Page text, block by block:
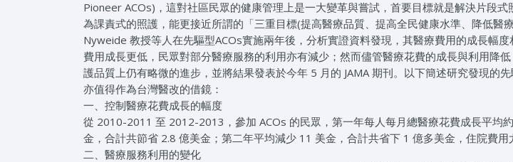
Pioneer ACOs)，這對社區民眾的健康管理上是一大變革與嘗試，首要目標就是解決片段
為課責式的照護，能更接近所謂的「三重目標(提高醫療品質、提高全民健康水準、降低醫療
Nyweide 教授等人在先驅型ACOs實施兩年後，分析實證資料發現，其醫療費用的成長幅
費用成長更低，民眾對部分醫療服務的利用亦有減少；然而儘管醫療花費的成長與利用降
護品質上仍有略微的進步，並將結果發表於今年 5 月的 JAMA 期刊。以下簡述研究發現的
亦值得作為台灣醫改的借鏡：
一、控制醫療花費成長的幅度
從 2010-2011 至 2012-2013，參加 ACOs 的民眾，第一年每人每月總醫療花費成長平均
金，合計共節省 2.8 億美金；第二年平均減少 11 美金，合計共省下 1 億多美金，住院費用
二、醫療服務利用的變化